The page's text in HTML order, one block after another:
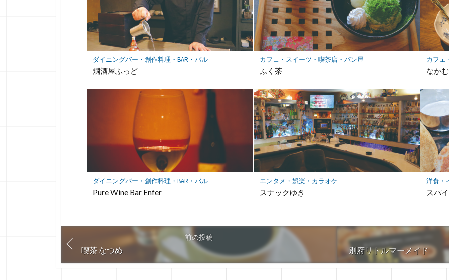
ダイニングバー・創作料理・BAR・バル
燗酒屋ふっど
カフェ・スイーツ・喫茶店・パン屋
ふく茶
カフェ
なか
ダイニングバー・創作料理・BAR・バル
Pure Wine Bar Enfer
エンタメ・娯楽・カラオケ
スナックゆき
洋食・
スパ
前の投稿
喫茶 なつめ 別府リトルマーメイド